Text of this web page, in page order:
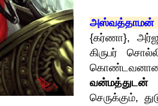
அஸ்வத்தாமன்
{கர்ணா},
கிருபர்
வன்மத்துடன்
செருக்கும்,